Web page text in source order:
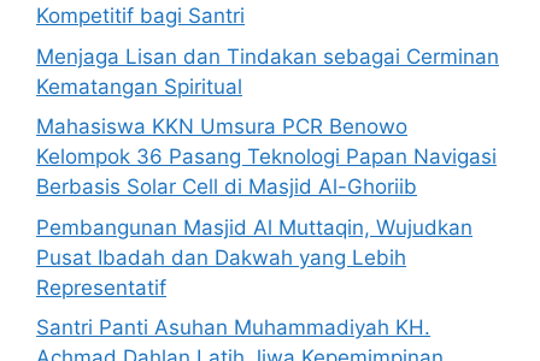
Kompetitif bagi Santri
Menjaga Lisan dan Tindakan sebagai Cerminan
Kematangan Spiritual
Mahasiswa KKN Umsura PCR Benowo
Kelompok 36 Pasang Teknologi Papan Navigasi
Berbasis Solar Cell di Masjid Al-Ghoriib
Pembangunan Masjid Al Muttaqin, Wujudkan
Pusat Ibadah dan Dakwah yang Lebih
Representatif
Santri Panti Asuhan Muhammadiyah KH.